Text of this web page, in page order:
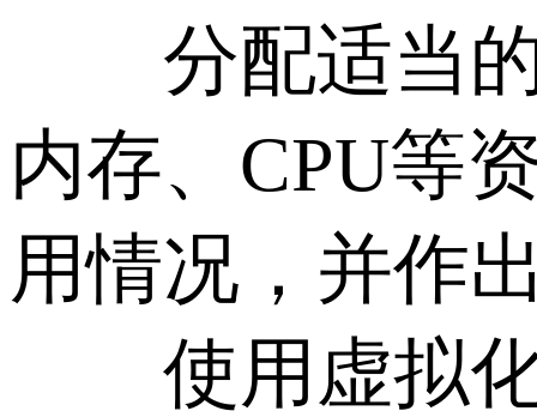
分配适当的
内存、CPU等
用情况，并作
使用虚拟化